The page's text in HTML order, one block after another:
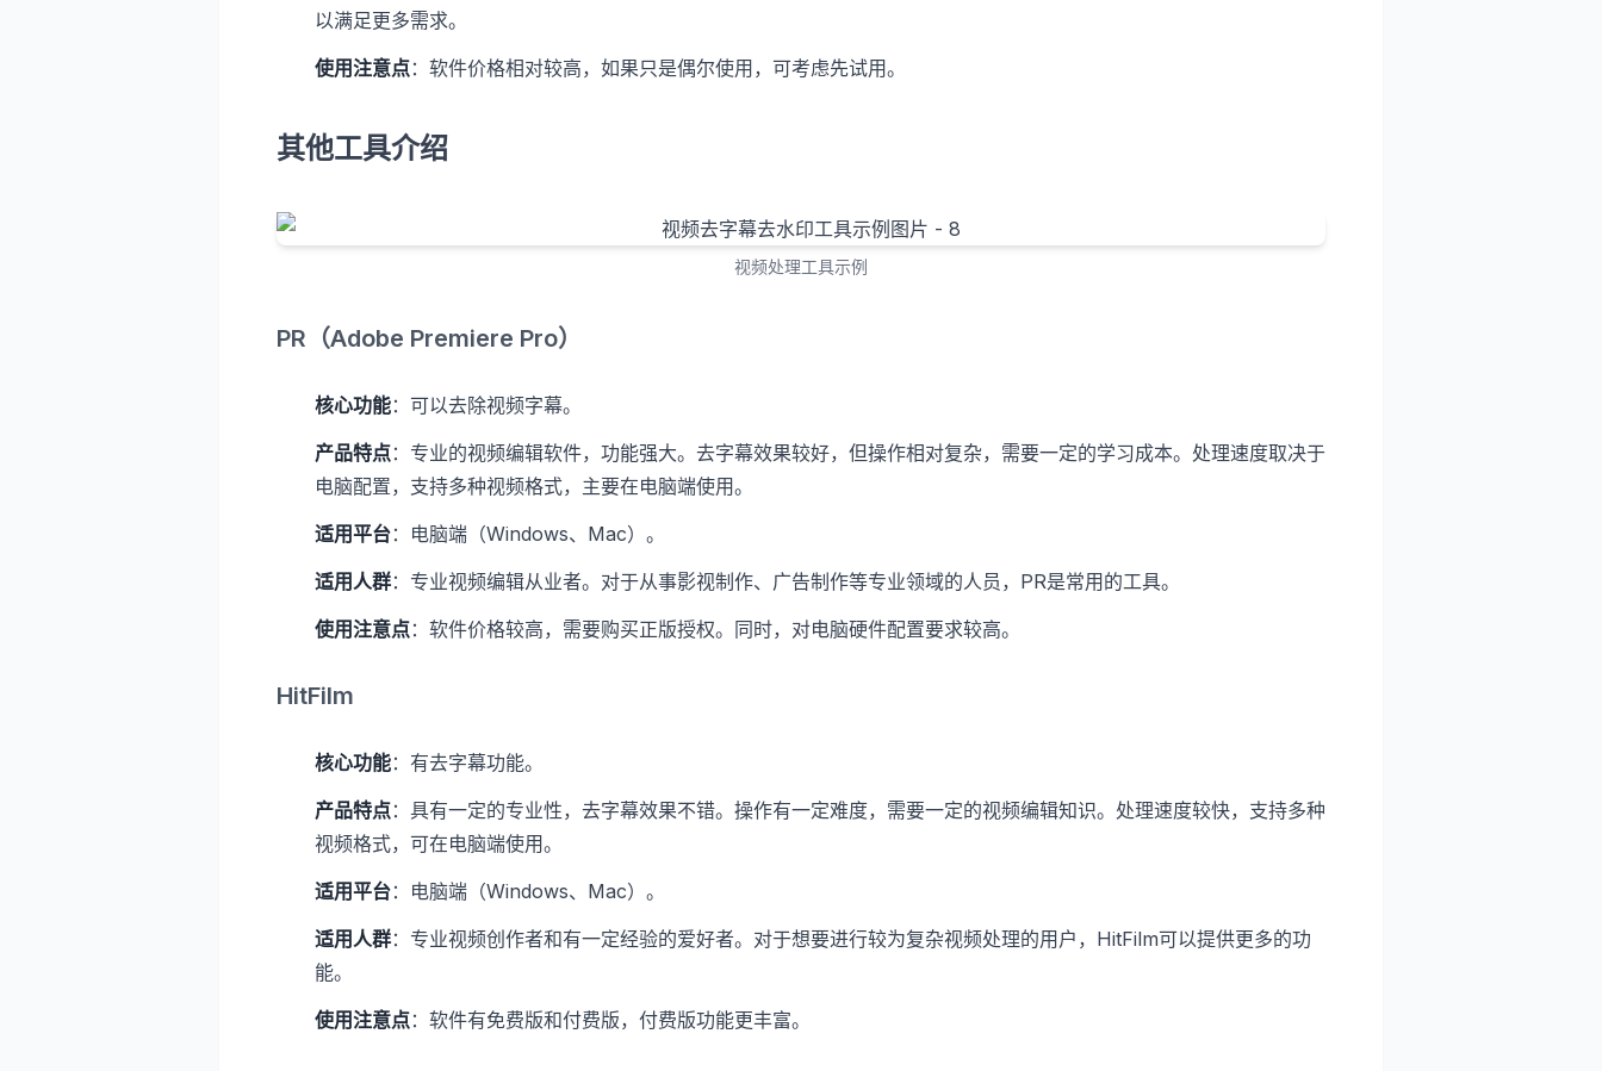
以满足更多需求。
使用注意点：软件价格相对较高，如果只是偶尔使用，可考虑先试用。
其他工具介绍
视频处理工具示例
PR（Adobe Premiere Pro）
核心功能：可以去除视频字幕。
产品特点：专业的视频编辑软件，功能强大。去字幕效果较好，但操作相对复杂，需要一定的学习成本。处理速度取决于
电脑配置，支持多种视频格式，主要在电脑端使用。
适用平台：电脑端（Windows、Mac）。
适用人群：专业视频编辑从业者。对于从事影视制作、广告制作等专业领域的人员，PR是常用的工具。
使用注意点：软件价格较高，需要购买正版授权。同时，对电脑硬件配置要求较高。
HitFilm
核心功能：有去字幕功能。
产品特点：具有一定的专业性，去字幕效果不错。操作有一定难度，需要一定的视频编辑知识。处理速度较快，支持多种
视频格式，可在电脑端使用。
适用平台：电脑端（Windows、Mac）。
适用人群：专业视频创作者和有一定经验的爱好者。对于想要进行较为复杂视频处理的用户，HitFilm可以提供更多的功
能。
使用注意点：软件有免费版和付费版，付费版功能更丰富。